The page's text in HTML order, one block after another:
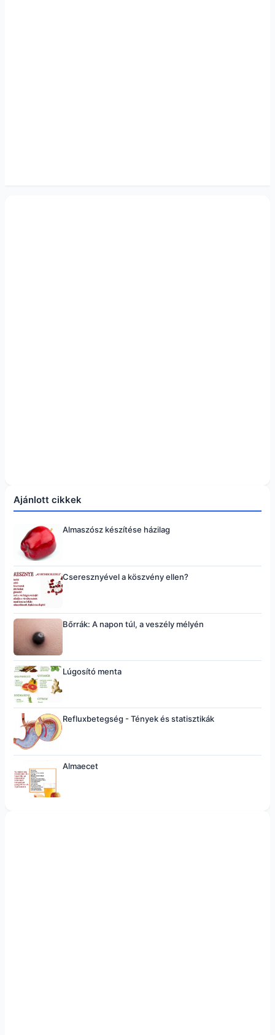
Ajánlott cikkek
Almaszósz készítése házilag
Cseresznyével a köszvény ellen?
Bőrrák: A napon túl, a veszély mélyén
Lúgosító menta
Refluxbetegség - Tények és statisztikák
Almaecet